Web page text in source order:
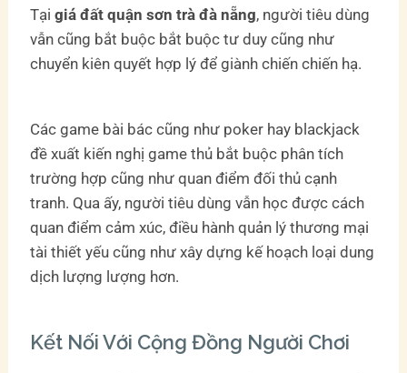
Tạigiá đất quận sơn trà đà nẵng, người tiêu dùng
vẫn cũng bắt buộc bắt buộc tư duy cũng như
chuyển kiên quyết hợp lý để giành chiến chiến hạ.
Các game bài bác cũng như poker hay blackjack
đề xuất kiến nghị game thủ bắt buộc phân tích
trường hợp cũng như quan điểm đối thủ cạnh
tranh. Qua ấy, người tiêu dùng vẫn học được cách
quan điểm cảm xúc, điều hành quản lý thương mại
tài thiết yếu cũng như xây dựng kế hoạch loại dung
dịch lượng lượng hơn.
Kết Nối Với Cộng Đồng Người Chơi